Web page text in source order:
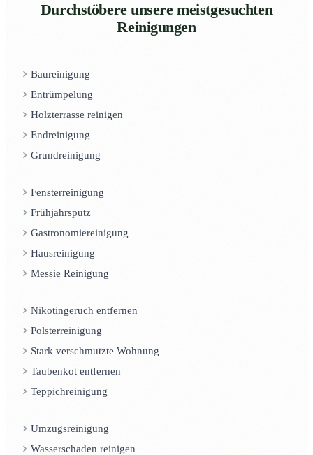
Durchstöbere unsere meistgesuchten
Reinigungen
Baureinigung
Entrümpelung
Holzterrasse reinigen
Endreinigung
Grundreinigung
Fensterreinigung
Frühjahrsputz
Gastronomiereinigung
Hausreinigung
Messie Reinigung
Nikotingeruch entfernen
Polsterreinigung
Stark verschmutzte Wohnung
Taubenkot entfernen
Teppichreinigung
Umzugsreinigung
Wasserschaden reinigen